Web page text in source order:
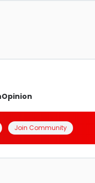
Opinion
Join Community